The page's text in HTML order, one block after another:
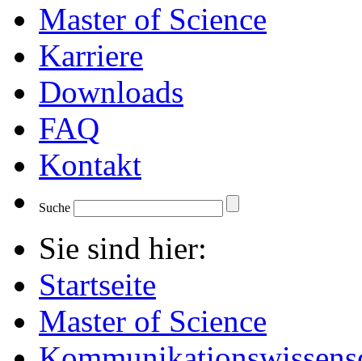
Master of Science
Karriere
Downloads
FAQ
Kontakt
Suche
Sie sind hier:
Startseite
Master of Science